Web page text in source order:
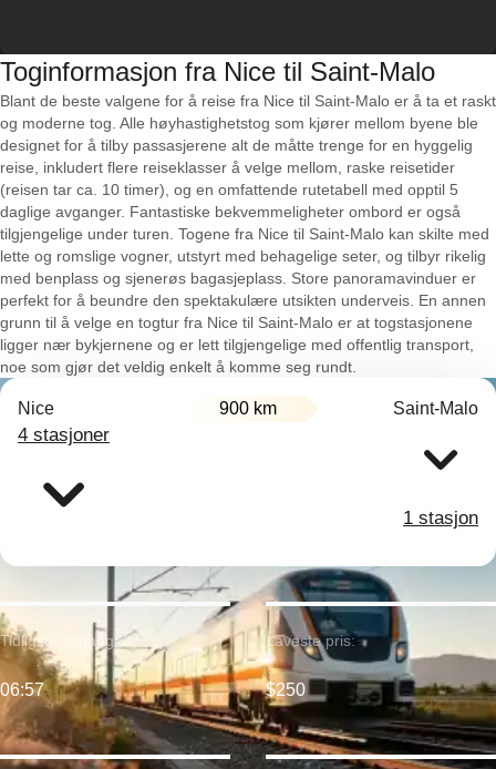
Toginformasjon fra Nice til Saint-Malo
Blant de beste valgene for å reise fra Nice til Saint-Malo er å ta et raskt
og moderne tog. Alle høyhastighetstog som kjører mellom byene ble
designet for å tilby passasjerene alt de måtte trenge for en hyggelig
reise, inkludert flere reiseklasser å velge mellom, raske reisetider
(reisen tar ca. 10 timer), og en omfattende rutetabell med opptil 5
daglige avganger. Fantastiske bekvemmeligheter ombord er også
tilgjengelige under turen. Togene fra Nice til Saint-Malo kan skilte med
lette og romslige vogner, utstyrt med behagelige seter, og tilbyr rikelig
med benplass og sjenerøs bagasjeplass. Store panoramavinduer er
perfekt for å beundre den spektakulære utsikten underveis. En annen
grunn til å velge en togtur fra Nice til Saint-Malo er at togstasjonene
ligger nær bykjernene og er lett tilgjengelige med offentlig transport,
noe som gjør det veldig enkelt å komme seg rundt.
Nice 900 km Saint-Malo
4 stasjoner
1 stasjon
Tidligste avgang:
06:57
Laveste pris:
$250